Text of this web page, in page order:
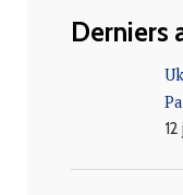
Derniers